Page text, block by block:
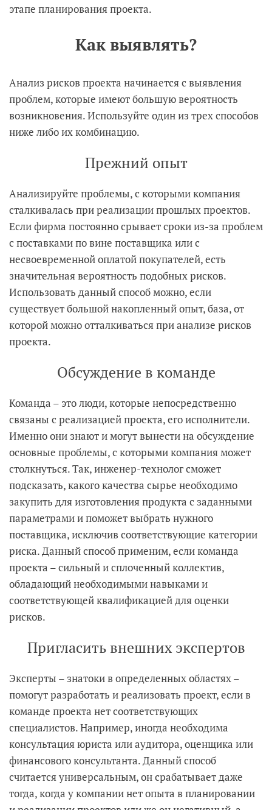
этапе планирования проекта.
Как выявлять?
Анализ рисков проекта начинается с выявления
проблем, которые имеют большую вероятность
возникновения. Используйте один из трех способов
ниже либо их комбинацию.
Прежний опыт
Анализируйте проблемы, с которыми компания
сталкивалась при реализации прошлых проектов.
Если фирма постоянно срывает сроки из-за проблем
с поставками по вине поставщика или с
несвоевременной оплатой покупателей, есть
значительная вероятность подобных рисков.
Использовать данный способ можно, если
существует большой накопленный опыт, база, от
которой можно отталкиваться при анализе рисков
проекта.
Обсуждение в команде
Команда – это люди, которые непосредственно
связаны с реализацией проекта, его исполнители.
Именно они знают и могут вынести на обсуждение
основные проблемы, с которыми компания может
столкнуться. Так, инженер-технолог сможет
подсказать, какого качества сырье необходимо
закупить для изготовления продукта с заданными
параметрами и поможет выбрать нужного
поставщика, исключив соответствующие категории
риска. Данный способ применим, если команда
проекта – сильный и сплоченный коллектив,
обладающий необходимыми навыками и
соответствующей квалификацией для оценки
рисков.
Пригласить внешних экспертов
Эксперты – знатоки в определенных областях –
помогут разработать и реализовать проект, если в
команде проекта нет соответствующих
специалистов. Например, иногда необходима
консультация юриста или аудитора, оценщика или
финансового консультанта. Данный способ
считается универсальным, он срабатывает даже
тогда, когда у компании нет опыта в планировании